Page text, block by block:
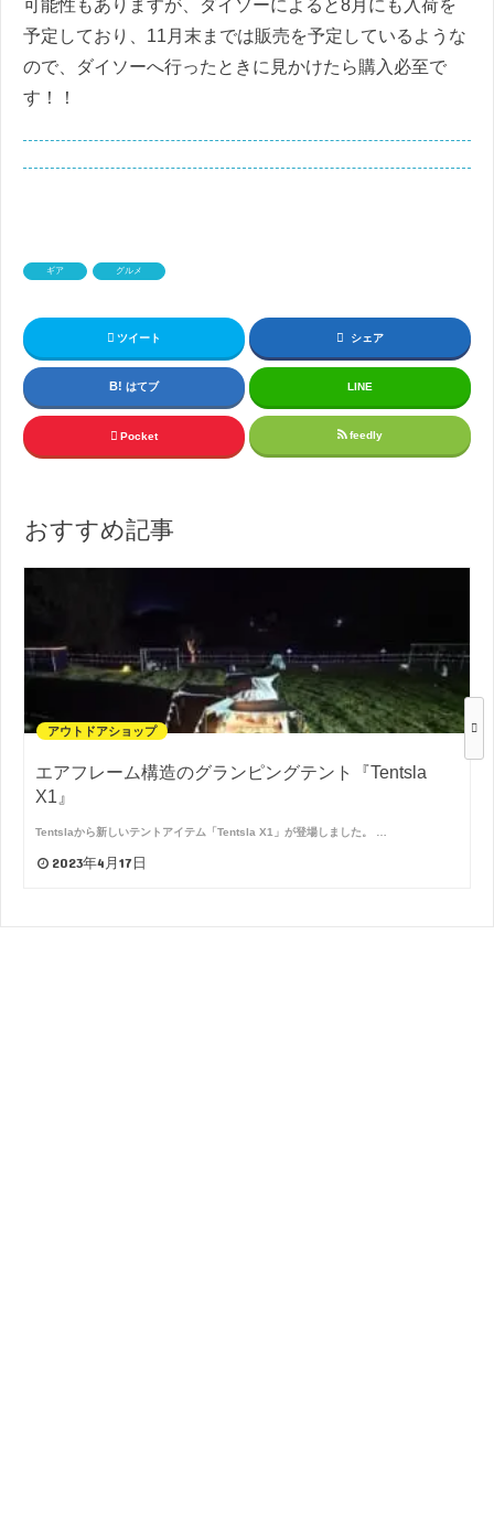
可能性もありますが、ダイソーによると8月にも入荷を
予定しており、11月末までは販売を予定しているような
ので、ダイソーへ行ったときに見かけたら購入必至で
す！！
ギア グルメ
ツイート シェア
はてブ LINE
Pocket feedly
おすすめ記事
アウトドアショップ
エアフレーム構造のグランピングテント『Tentsla
X1』
Tentslaから新しいテントアイテム「Tentsla X1」が登場しました。 …
2023年4月17日